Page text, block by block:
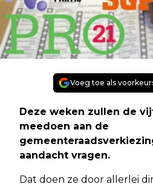
Voeg toe als
Deze weken zullen de
meedoen aan de
aandacht vragen.
Dat doen ze door allerlei